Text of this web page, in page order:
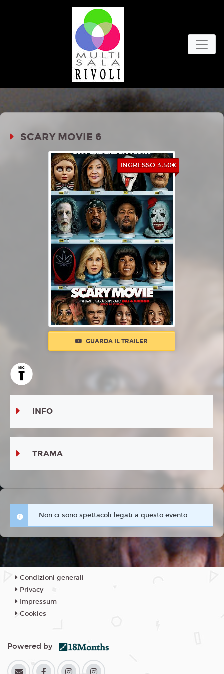
SCARY MOVIE 6
INGRESSO 3,50€
GUARDA IL TRAILER
INFO
TRAMA
Non ci sono spettacoli legati a questo evento.
Condizioni generali
Privacy
Impressum
Cookies
Powered by